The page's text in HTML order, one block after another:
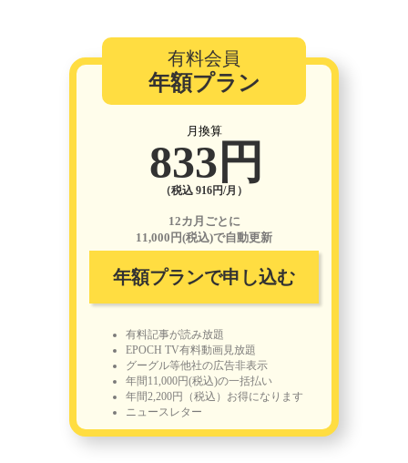
有料会員
年額プラン
月換算
833円
（税込 916円/月）
12カ月ごとに
11,000円(税込)で自動更新
年額プランで申し込む
有料記事が読み放題
EPOCH TV有料動画見放題
グーグル等他社の広告非表示
年間11,000円(税込)の一括払い
年間2,200円（税込）お得になります
ニュースレター